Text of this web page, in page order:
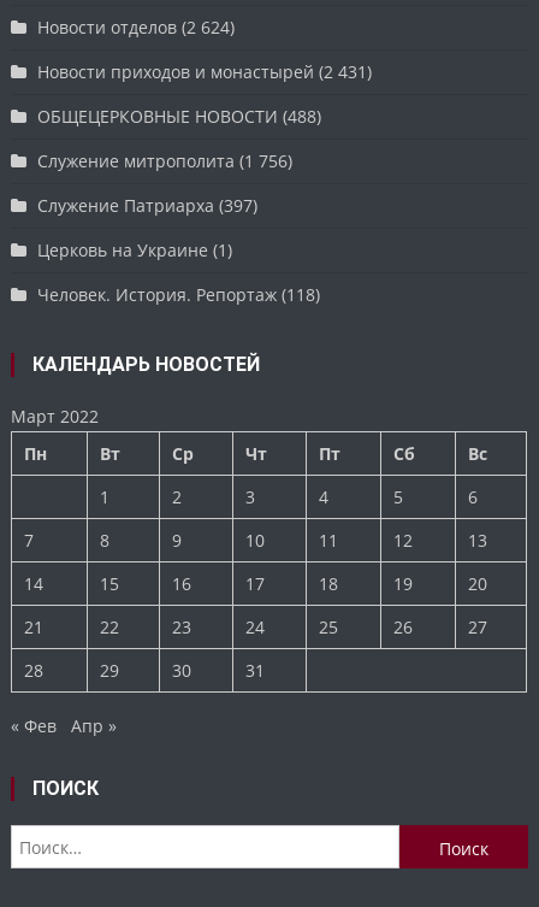
Новости отделов (2 624)
Новости приходов и монастырей (2 431)
ОБЩЕЦЕРКОВНЫЕ НОВОСТИ (488)
Служение митрополита (1 756)
Служение Патриарха (397)
Церковь на Украине (1)
Человек. История. Репортаж (118)
КАЛЕНДАРЬ НОВОСТЕЙ
Март 2022
Пн
Вт Ср Чт Пт Сб
Вс
1
2 3 4 5
6
7
8 9 10 11 12
13
14
15 16 17 18 19
20
21
22 23 24 25 26
27
28
29 30 31
« Фев Апр »
ПОИСК
Найти: